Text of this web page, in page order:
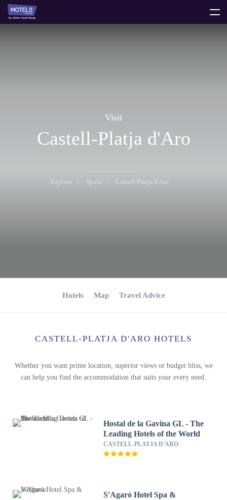
Visit
Castell-Platja d'Aro
Explore Spain Castell-Platja d'Aro
Hotels Map Travel Advice
CASTELL-PLATJA D'ARO HOTELS
Whether you want prime location, superior views or budget bliss, we
can help you find the accommodation that suits your every need.
Hostal de la Gavina GL - The
Leading Hotels of the World
CASTELL-PLATJA D'ARO
S'Agaró Hotel Spa &